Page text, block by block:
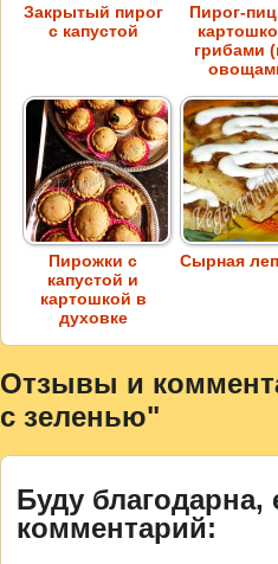
Закрытый пирог
с капустой
Пирог-
грибами
Пирожки с
капустой и
картошкой в
духовке
Сырная
Отзывы и
с зеленью"
Буду благодарна,
комментарий: